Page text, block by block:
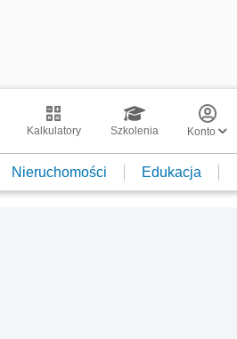
Kalkulatory Szkolenia Konto
Nieruchomości Edukacja